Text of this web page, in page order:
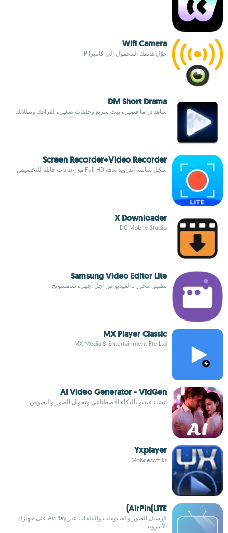
Wifi Camera
حوّل هاتفك المحمول إلى كاميرا IP
DM Short Drama
شاهد دراما قصيرة ببث سريع وحلقات صغيرة لفراغك وتنقلاتك
Screen Recorder+Video Recorder
سجّل شاشة أندرويد بدقة Full HD مع إعدادات قابلة للتخصيص
X Downloader
DC Mobile Studio
Samsung Video Editor Lite
تطبيق محرر ـ الفيديو من أجل أجهزة سامسونج
MX Player Classic
MX Media & Entertainment Pte Ltd
AI Video Generator - VidGen
إنشاء فيديو بالذكاء الاصطناعي وتحويل الصور والنصوص
Yxplayer
Mobilesoft.kr
AirPin(LITE)
لإرسال الصور والفديوهات والملفات عبر AirPlay على جهازك
الأندرويد